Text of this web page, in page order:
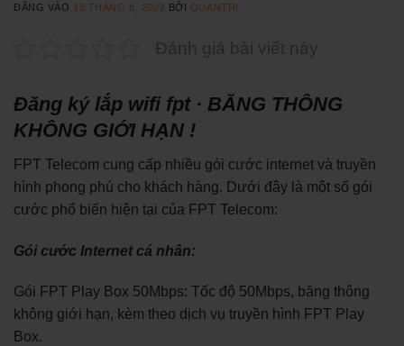
ĐĂNG VÀO 15 THÁNG 6, 2023 BỞI QUANTRI
Đánh giá bài viết này
Đăng ký lắp wifi fpt · BĂNG THÔNG
KHÔNG GIỚI HẠN !
FPT Telecom cung cấp nhiều gói cước internet và truyền
hình phong phú cho khách hàng. Dưới đây là một số gói
cước phổ biến hiện tại của FPT Telecom:
Gói cước Internet cá nhân:
Gói FPT Play Box 50Mbps: Tốc độ 50Mbps, băng thông
không giới hạn, kèm theo dịch vụ truyền hình FPT Play
Box.